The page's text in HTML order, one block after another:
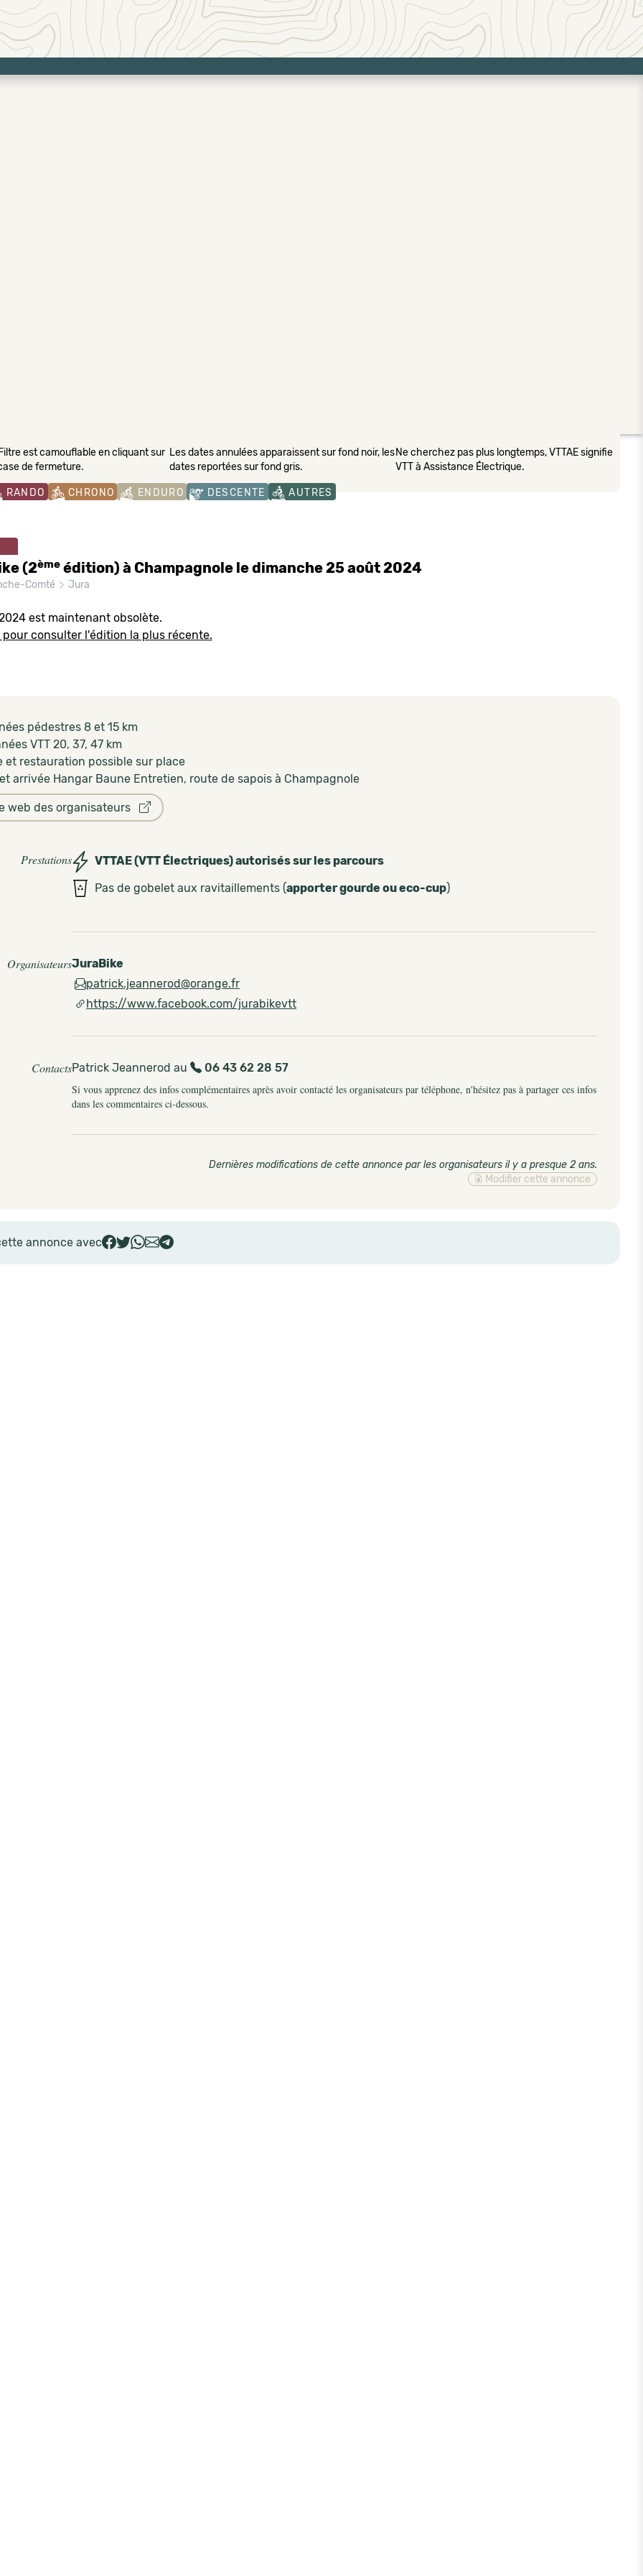
est camouflable en cliquant sur
de fermeture.
Les dates annulées apparaissent sur fond noir, les
dates reportées sur fond gris.
Ne cherchez pas plus longtemps, VTTAE signifie
VTT à Assistance Électrique.
RANDO CHRONO ENDURO DESCENTE AUTRES
(2èmeédition) à Champagnole le dimanche 25 août 2024
Comté Jura
est maintenant obsolète.
pour consulter l'édition la plus récente.
pédestres 8 et 15 km
VTT 20, 37, 47 km
et restauration possible sur place
arrivée Hangar Baune Entretien, route de sapois à Champagnole
web des organisateurs
Prestations
VTTAE (VTT Électriques) autorisés sur les parcours
Pas de gobelet aux ravitaillements (apporter gourde ou eco-cup)
OrganisateursJuraBike
patrick.jeannerod@orange.fr
https://www.facebook.com/jurabikevtt
ContactsPatrick Jeannerod au
06 43 62 28 57
Si vous apprenez des infos complémentaires après avoir contacté les organisateurs par téléphone, n'hésitez pas à partager ces infos
dans les commentaires ci-dessous.
Dernières modifications de cette annonce par les organisateurs il y a presque 2 ans.
Modifier cette annonce
annonce avec